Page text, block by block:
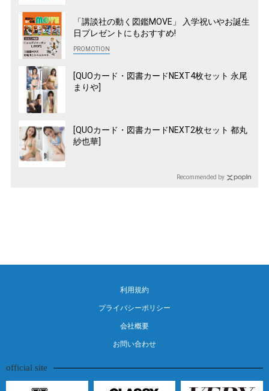
「講談社の動く図鑑MOVE」 入学祝いやお誕生
日プレゼントにもおすすめ!
[QUOカード・図書カードNEXT4枚セット 永尾
まりや]
[QUOカード・図書カードNEXT2枚セット 都丸
紗也華]
Recommended by
利用規約
プライバシーポリシー
会社概要
お問い合わせ
official site